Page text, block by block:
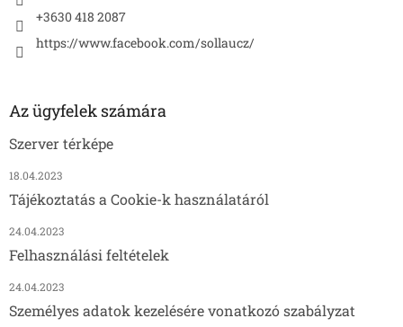
+3630 418 2087
https://www.facebook.com/sollaucz/
Az ügyfelek számára
Szerver térképe
18.04.2023
Tájékoztatás a Cookie-k használatáról
24.04.2023
Felhasználási feltételek
24.04.2023
Személyes adatok kezelésére vonatkozó szabályzat